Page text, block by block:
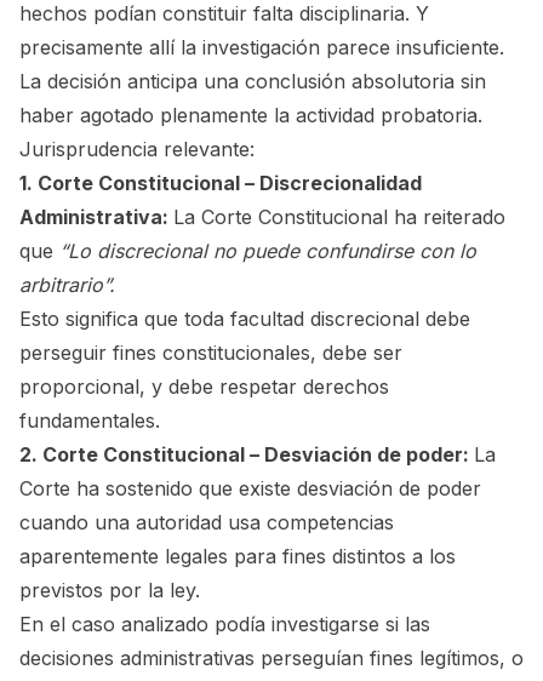
hechos podían constituir falta disciplinaria. Y
precisamente allí la investigación parece insuficiente.
La decisión anticipa una conclusión absolutoria sin
haber agotado plenamente la actividad probatoria.
Jurisprudencia relevante:
1. Corte Constitucional – Discrecionalidad
Administrativa: La Corte Constitucional ha reiterado
que “Lo discrecional no puede confundirse con lo
arbitrario”.
Esto significa que toda facultad discrecional debe
perseguir fines constitucionales, debe ser
proporcional, y debe respetar derechos
fundamentales.
2. Corte Constitucional – Desviación de poder: La
Corte ha sostenido que existe desviación de poder
cuando una autoridad usa competencias
aparentemente legales para fines distintos a los
previstos por la ley.
En el caso analizado podía investigarse si las
decisiones administrativas perseguían fines legítimos, o